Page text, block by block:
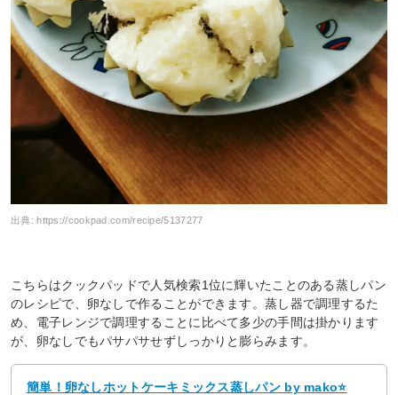
出典:https://cookpad.com/recipe/5137277
こちらはクックパッドで人気検索1位に輝いたことのある蒸しパン
のレシピで、卵なしで作ることができます。蒸し器で調理するた
め、電子レンジで調理することに比べて多少の手間は掛かります
が、卵なしでもパサパサせずしっかりと膨らみます。
簡単！卵なしホットケーキミックス蒸しパン by mako⭐